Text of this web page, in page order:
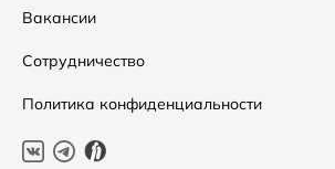
Вакансии
Сотрудничество
Политика конфиденциальности